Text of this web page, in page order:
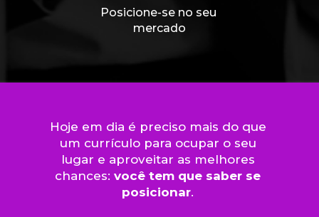
Posicione-se no seu
mercado
Hoje em dia é preciso mais do que
um currículo para ocupar o seu
lugar e aproveitar as melhores
chances: você tem que saber se
posicionar.